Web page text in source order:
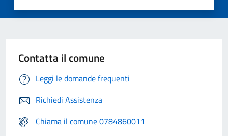
Contatta il comune
Leggi le domande frequenti
Richiedi Assistenza
Chiama il comune 0784860011